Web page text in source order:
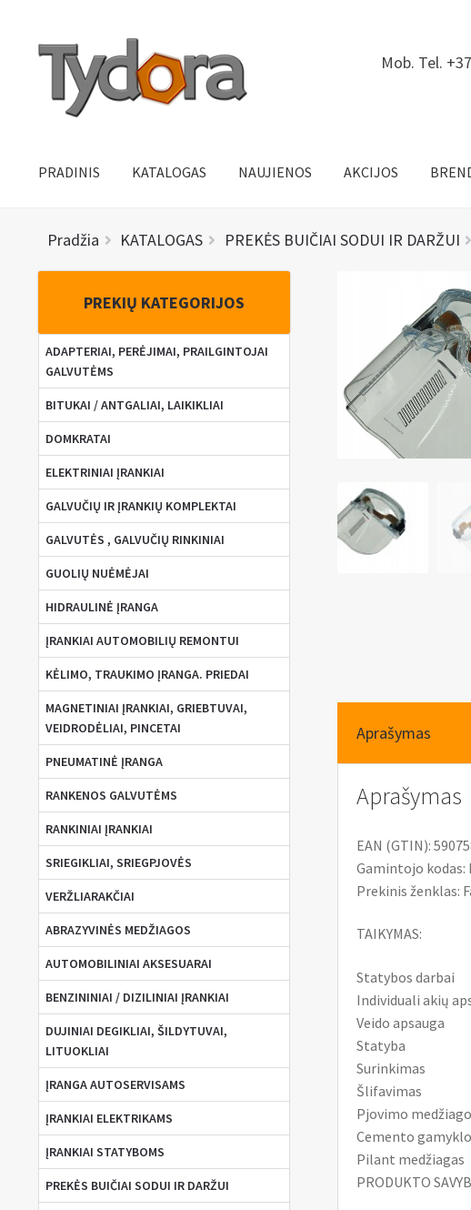
Pereiti
meniu
Pereiti
turinio
Mob. Tel.
PRADINIS KATALOGAS NAUJIENOS AKCIJOS
Pradžia KATALOGAS PREKĖS BUIČIAI SODUI IR DARŽUI
Aprašymas
Aprašymas
EAN (GTIN):
Gamintojo kodas:
Prekinis ženklas:
TAIKYMAS:
Statybos darbai
Individuali akių
Veido apsauga
Statyba
Surinkimas
Šlifavimas
Pjovimo
Cemento
Pilant medžiagas
PRODUKTO
PREKIŲ KATEGORIJOS
ADAPTERIAI, PERĖJIMAI, PRAILGINTOJAI
GALVUTĖMS
BITUKAI / ANTGALIAI, LAIKIKLIAI
DOMKRATAI
ELEKTRINIAI ĮRANKIAI
GALVUČIŲ IR ĮRANKIŲ KOMPLEKTAI
GALVUTĖS , GALVUČIŲ RINKINIAI
GUOLIŲ NUĖMĖJAI
HIDRAULINĖ ĮRANGA
ĮRANKIAI AUTOMOBILIŲ REMONTUI
KĖLIMO, TRAUKIMO ĮRANGA. PRIEDAI
MAGNETINIAI ĮRANKIAI, GRIEBTUVAI,
VEIDRODĖLIAI, PINCETAI
PNEUMATINĖ ĮRANGA
RANKENOS GALVUTĖMS
RANKINIAI ĮRANKIAI
SRIEGIKLIAI, SRIEGPJOVĖS
VERŽLIARAKČIAI
ABRAZYVINĖS MEDŽIAGOS
AUTOMOBILINIAI AKSESUARAI
BENZININIAI / DIZILINIAI ĮRANKIAI
DUJINIAI DEGIKLIAI, ŠILDYTUVAI,
LITUOKLIAI
ĮRANGA AUTOSERVISAMS
ĮRANKIAI ELEKTRIKAMS
ĮRANKIAI STATYBOMS
PREKĖS BUIČIAI SODUI IR DARŽUI